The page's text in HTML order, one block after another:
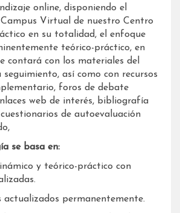
online, disponiendo el
Virtual de nuestro Centro
en su totalidad, el enfoque
teórico-práctico, en
contará con los materiales del
así como con recursos
foros de debate
web de interés, bibliografía
de autoevaluación
se basa en:
y teórico-práctico con
actualizados permanentemente.